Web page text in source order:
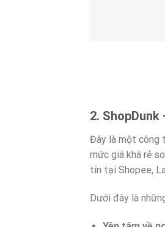
2.
Đây là một công
mức giá khá rẻ
tín tại Shopee,
Dưới đây là